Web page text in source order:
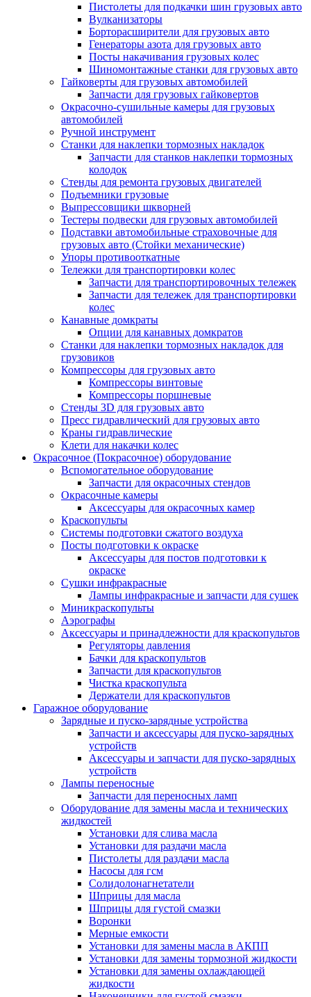
Пистолеты для подкачки шин грузовых авто
Вулканизаторы
Борторасширители для грузовых авто
Генераторы азота для грузовых авто
Посты накачивания грузовых колес
Шиномонтажные станки для грузовых авто
Гайковерты для грузовых автомобилей
Запчасти для грузовых гайковертов
Окрасочно-сушильные камеры для грузовых
автомобилей
Ручной инструмент
Станки для наклепки тормозных накладок
Запчасти для станков наклепки тормозных
колодок
Стенды для ремонта грузовых двигателей
Подъемники грузовые
Выпрессовщики шкворней
Тестеры подвески для грузовых автомобилей
Подставки автомобильные страховочные для
грузовых авто (Стойки механические)
Упоры противооткатные
Тележки для транспортировки колес
Запчасти для транспортировочных тележек
Запчасти для тележек для транспортировки
колес
Канавные домкраты
Опции для канавных домкратов
Станки для наклепки тормозных накладок для
грузовиков
Компрессоры для грузовых авто
Компрессоры винтовые
Компрессоры поршневые
Стенды 3D для грузовых авто
Пресс гидравлический для грузовых авто
Краны гидравлические
Клети для накачки колес
Окрасочное (Покрасочное) оборудование
Вспомогательное оборудование
Запчасти для окрасочных стендов
Окрасочные камеры
Аксессуары для окрасочных камер
Краскопульты
Системы подготовки сжатого воздуха
Посты подготовки к окраске
Аксессуары для постов подготовки к
окраске
Сушки инфракрасные
Лампы инфракрасные и запчасти для сушек
Миникраскопульты
Аэрографы
Аксессуары и принадлежности для краскопультов
Регуляторы давления
Бачки для краскопультов
Запчасти для краскопультов
Чистка краскопульта
Держатели для краскопультов
Гаражное оборудование
Зарядные и пуско-зарядные устройства
Запчасти и аксессуары для пуско-зарядных
устройств
Аксессуары и запчасти для пуско-зарядных
устройств
Лампы переносные
Запчасти для переносных ламп
Оборудование для замены масла и технических
жидкостей
Установки для слива масла
Установки для раздачи масла
Пистолеты для раздачи масла
Насосы для гсм
Солидолонагнетатели
Шприцы для масла
Шприцы для густой смазки
Воронки
Мерные емкости
Установки для замены масла в АКПП
Установки для замены тормозной жидкости
Установки для замены охлаждающей
жидкости